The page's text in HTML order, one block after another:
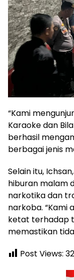
“Kami
Karaoke dan
berhasil
berbagai jenis
Selain itu,
hiburan malam
narkotika dan
narkoba. “Kami
ketat terhadap
memastikan
Post Views: